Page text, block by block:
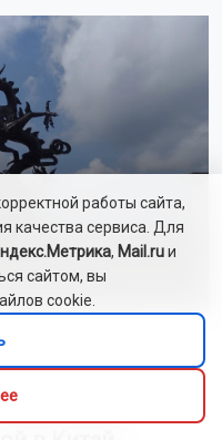
работы сайта,
качества сервиса. Для
, Mail.ruи
сайтом, вы
cookie.